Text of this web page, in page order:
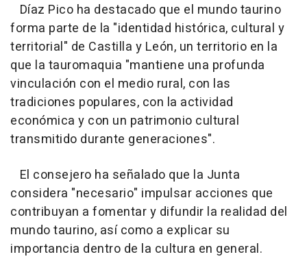
Díaz Pico ha destacado que el mundo taurino
forma parte de la "identidad histórica, cultural y
territorial" de Castilla y León, un territorio en la
que la tauromaquia "mantiene una profunda
vinculación con el medio rural, con las
tradiciones populares, con la actividad
económica y con un patrimonio cultural
transmitido durante generaciones".
El consejero ha señalado que la Junta
considera "necesario" impulsar acciones que
contribuyan a fomentar y difundir la realidad del
mundo taurino, así como a explicar su
importancia dentro de la cultura en general.